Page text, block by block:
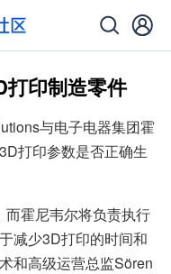
打印制造零件
与电子电器集团霍
打印参数是否正确生
霍尼韦尔将负责执行
减少3D打印的时间和
和高级运营总监Sören